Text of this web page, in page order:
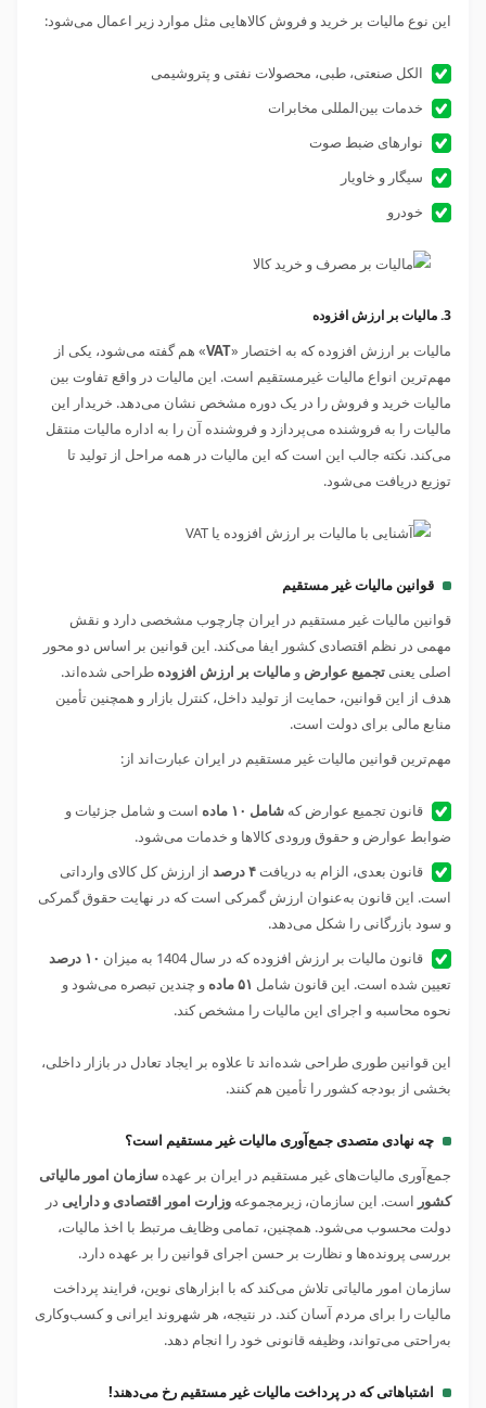
این نوع مالیات بر خرید و فروش کالاهایی مثل موارد زیر اعمال می‌شود:
الکل صنعتی، طبی، محصولات نفتی و پتروشیمی
خدمات بین‌المللی مخابرات
نوارهای ضبط صوت
سیگار و خاویار
خودرو
3. مالیات بر ارزش افزوده
مالیات بر ارزش افزوده که به اختصار «VAT» هم گفته می‌شود، یکی از
مهم‌ترین انواع مالیات غیرمستقیم است. این مالیات در واقع تفاوت بین
مالیات خرید و فروش را در یک دوره مشخص نشان می‌دهد. خریدار این
مالیات را به فروشنده می‌پردازد و فروشنده آن را به اداره مالیات منتقل
می‌کند. نکته جالب این است که این مالیات در همه مراحل از تولید تا
توزیع دریافت می‌شود.
قوانین مالیات غیر مستقیم
قوانین مالیات غیر مستقیم در ایران چارچوب مشخصی دارد و نقش
مهمی در نظم اقتصادی کشور ایفا می‌کند. این قوانین بر اساس دو محور
اصلی یعنی تجمیع عوارض و مالیات بر ارزش افزوده طراحی شده‌اند.
هدف از این قوانین، حمایت از تولید داخل، کنترل بازار و همچنین تأمین
منابع مالی برای دولت است.
مهم‌ترین قوانین مالیات غیر مستقیم در ایران عبارت‌اند از:
قانون تجمیع عوارض که شامل ۱۰ ماده
است و شامل جزئیات و
ضوابط عوارض و حقوق ورودی کالاها و خدمات می‌شود.
قانون بعدی، الزام به دریافت۴ درصد
از ارزش کل کالای وارداتی
است. این قانون به‌عنوان ارزش گمرکی است که در نهایت حقوق گمرکی
و سود بازرگانی را شکل می‌دهد.
قانون مالیات بر ارزش افزوده که در سال 1404 به میزان
۱۰ درصد
تعیین شده است. این قانون شامل ۵۱ ماده
و چندین تبصره می‌شود و
نحوه محاسبه و اجرای این مالیات را مشخص کند.
این قوانین طوری طراحی شده‌اند تا علاوه بر ایجاد تعادل در بازار داخلی،
بخشی از بودجه کشور را تأمین هم کنند.
چه نهادی متصدی جمع‌آوری مالیات غیر مستقیم است؟
جمع‌آوری مالیات‌های غیر مستقیم در ایران بر عهده سازمان امور مالیاتی
کشور است. این سازمان، زیرمجموعه وزارت امور اقتصادی و دارایی در
دولت محسوب می‌شود. همچنین، تمامی وظایف مرتبط با اخذ مالیات،
بررسی پرونده‌ها و نظارت بر حسن اجرای قوانین را بر عهده دارد.
سازمان امور مالیاتی تلاش می‌کند که با ابزارهای نوین، فرایند پرداخت
مالیات را برای مردم آسان کند. در نتیجه، هر شهروند ایرانی و کسب‌وکاری
به‌راحتی می‌تواند، وظیفه قانونی خود را انجام دهد.
اشتباهاتی که در پرداخت مالیات غیر مستقیم رخ می‌دهند!